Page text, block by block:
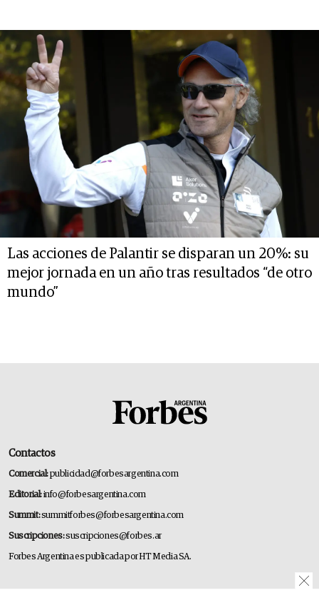
Las acciones de Palantir se disparan un 20%: su
mejor jornada en un año tras resultados “de otro
mundo”
Contactos
Comercial:publicidad@forbesargentina.com
Editorial:info@forbesargentina.com
Summit:summitforbes@forbesargentina.com
Suscripciones:suscripciones@forbes.ar
Forbes Argentina es publicada por HT Media SA.